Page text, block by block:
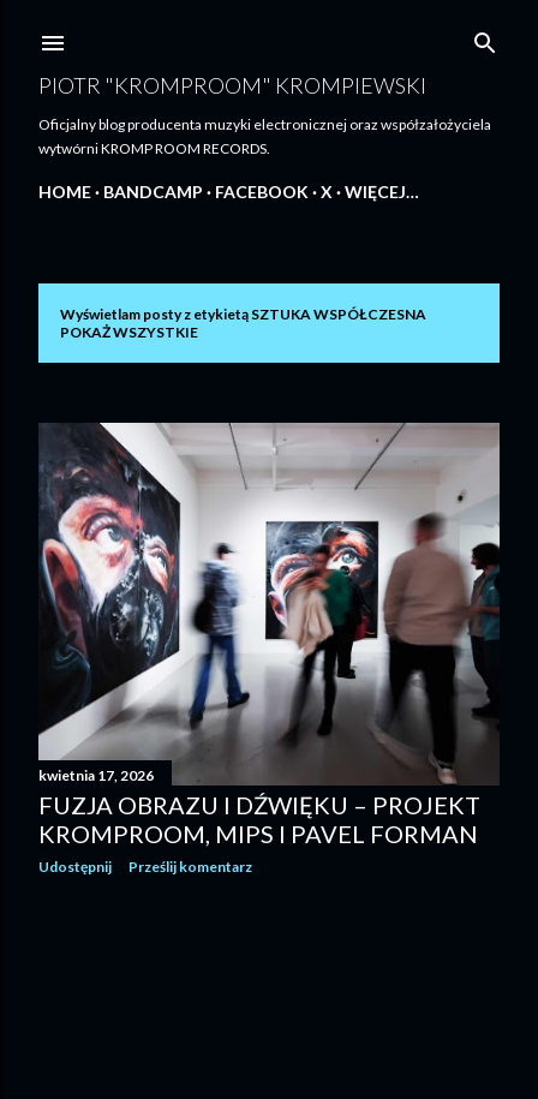
PIOTR "KROMPROOM" KROMPIEWSKI
Oficjalny blog producenta muzyki electronicznej oraz współzałożyciela
wytwórni KROMP ROOM RECORDS.
HOME BANDCAMP FACEBOOK X WIĘCEJ…
s
t
y
Wyświetlam posty z etykietą SZTUKA WSPÓŁCZESNA
POKAŻ WSZYSTKIE
kwietnia 17, 2026
FUZJA OBRAZU I DŹWIĘKU – PROJEKT
KROMPROOM, MIPS I PAVEL FORMAN
Udostępnij Prześlij komentarz